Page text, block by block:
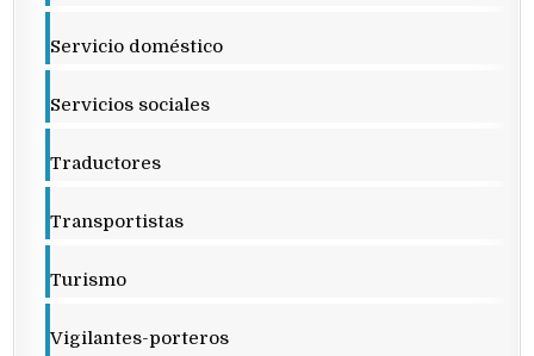
Servicio doméstico
Servicios sociales
Traductores
Transportistas
Turismo
Vigilantes-porteros